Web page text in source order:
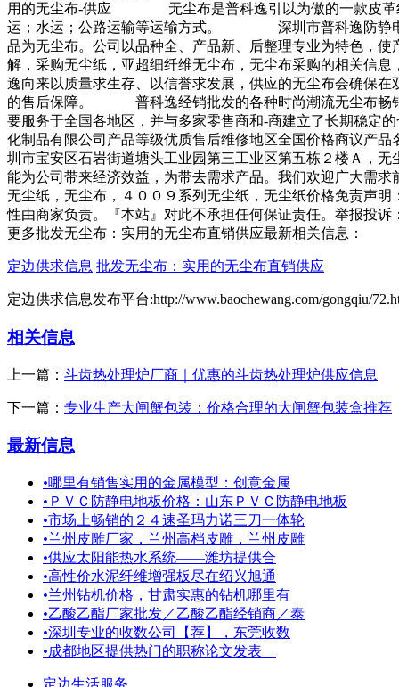
用的无尘布-供应 无尘布是普科逸引以为傲的一款皮革纺
运；水运；公路运输等运输方式。 深圳市普科逸防静电净
品为无尘布。公司以品种全、产品新、后整理专业为特色
解，采购无尘纸，亚超细纤维无尘布，无尘布采购的相关
逸向来以质量求生存、以信誉求发展，供应的无尘布会确保
的售后保障。 普科逸经销批发的各种时尚潮流无尘布畅销
要服务于全国各地区，并与多家零售商和-商建立了长期稳定
化制品有限公司产品等级优质售后维修地区全国价格商
圳市宝安区石岩街道塘头工业园第三工业区第五栋２楼Ａ，
能为公司带来经济效益，为带去需求产品。我们欢迎广大
无尘纸，无尘布，４００９系列无尘纸，无尘纸价格免责声
性由商家负责。『本站』对此不承担任何保证责任。举报投
更多批发无尘布：实用的无尘布直销供应最新相关信息：
定边供求信息 批发无尘布：实用的无尘布直销供应
定边供求信息发布平台:http://www.baochewang.com/gongqiu/
相关信息
上一篇： 斗齿热处理炉厂商｜优惠的斗齿热处理炉供应信息
下一篇： 专业生产大闸蟹包装：价格合理的大闸蟹包装盒推荐
最新信息
•哪里有销售实用的金属模型：创意金属
• ＰＶＣ防静电地板价格：山东ＰＶＣ防静电地板
•市场上畅销的２４速圣玛力诺三刀一体轮
•兰州皮雕厂家，兰州高档皮雕，兰州皮雕
•供应太阳能热水系统——潍坊提供合
•高性价水泥纤维增强板尽在绍兴旭通
•兰州钻机价格，甘肃实惠的钻机哪里有
•乙酸乙酯厂家批发／乙酸乙酯经销商／泰
•深圳专业的收数公司【荐】，东莞收数
•成都地区提供热门的职称论文发表
定边生活服务